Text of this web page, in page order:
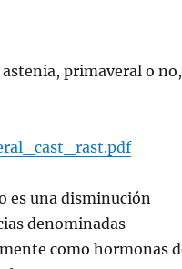
primaveral o no,
es una disminución
denominadas
como hormonas